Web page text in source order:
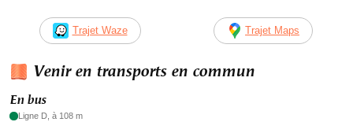
Trajet Waze Trajet Maps
Venir en transports en commun
En bus
Ligne D, à 108 m